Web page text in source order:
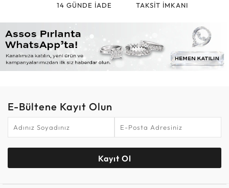
14 GÜNDE İADE TAKSİT İMKANI
E-Bültene Kayıt Olun
Kayıt Ol